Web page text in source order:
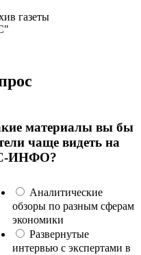
газеты
материалы вы бы
чаще видеть на
ИНФО?
Аналитические
обзоры по разным сферам
экономики
Развернутые
интервью с экспертами в